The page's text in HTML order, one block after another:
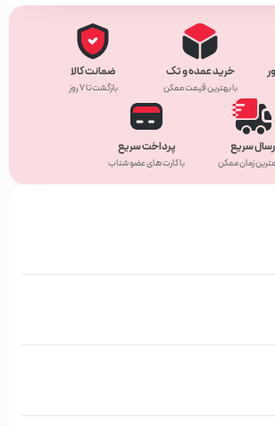
خرید عمده و تک
با بهترین قیمت ممکن
ضمانت کالا
بازگشت تا ۷ روز
سریع
زمان ممکن
پرداخت سریع
با کارت های عضو شتاب